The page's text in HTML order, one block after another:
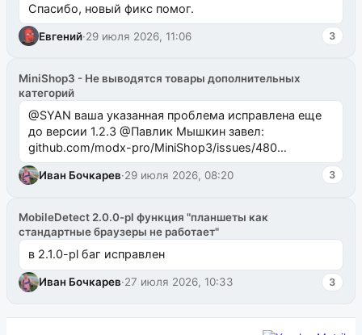
Спасибо, новый фикс помог.
Евгений·29 июля 2026, 11:06 3
MiniShop3 - Не выводятся товары дополнительных
категорий
@SYAN ваша указанная проблема исправлена еще
до версии 1.2.3 @Павлик Мышкин завел:
github.com/modx-pro/MiniShop3/issues/480
github.com/modx-pro/MiniShop3/issues/481Исправим
в б...
Иван Бочкарев·29 июля 2026, 08:20 3
MobileDetect 2.0.0-pl функция "планшеты как
стандартные браузеры не работает"
в 2.1.0-pl баг исправлен
Иван Бочкарев·27 июля 2026, 10:33 3